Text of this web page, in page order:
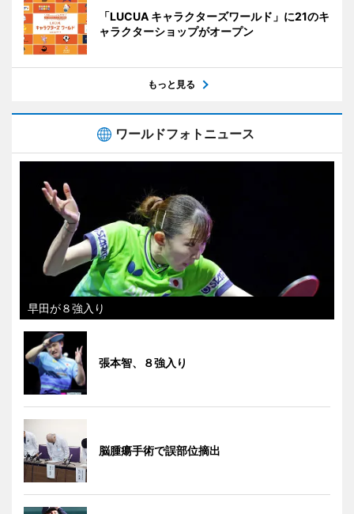
「LUCUA キャラクターズワールド」に21のキ
ャラクターショップがオープン
もっと見る
ワールドフォトニュース
早田が８強入り
張本智、８強入り
脳腫瘍手術で誤部位摘出